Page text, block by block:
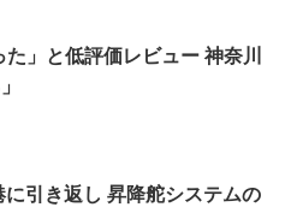
」と低評価レビュー 神奈川
引き返し 昇降舵システムの